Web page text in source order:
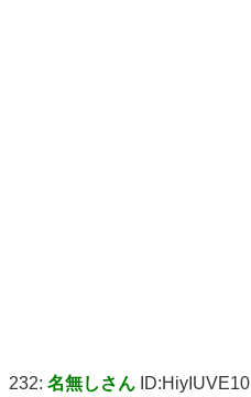
232: 名無しさん ID:HiyIUVE10